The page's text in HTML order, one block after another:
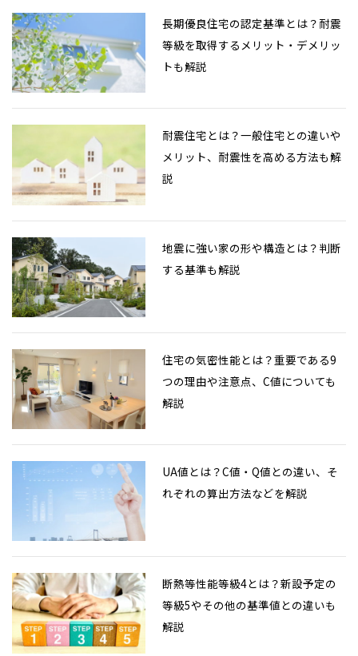
長期優良住宅の認定基準とは？耐震
等級を取得するメリット・デメリッ
トも解説
耐震住宅とは？一般住宅との違いや
メリット、耐震性を高める方法も解
説
地震に強い家の形や構造とは？判断
する基準も解説
住宅の気密性能とは？重要である9
つの理由や注意点、C値についても
解説
UA値とは？C値・Q値との違い、そ
れぞれの算出方法などを解説
断熱等性能等級4とは？新設予定の
等級5やその他の基準値との違いも
解説